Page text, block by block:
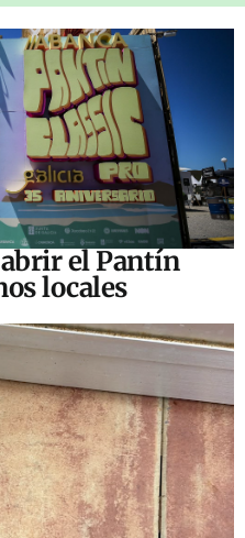
el Pantín
locales